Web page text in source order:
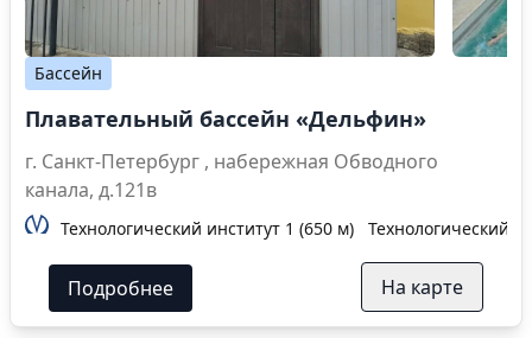
Бассейн
Плавательный бассейн «Дельфин»
г. Санкт-Петербург , набережная Обводного
канала, д.121в
Технологический институт 1 (650 м) Технологический
Подробнее На карте